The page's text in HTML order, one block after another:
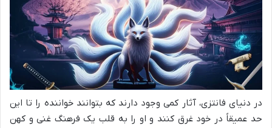
در دنیای فانتزی، آثار کمی وجود دارند که بتوانند خواننده را تا این
حد عمیقاً در خود غرق کنند و او را به قلب یک فرهنگ غنی و کهن